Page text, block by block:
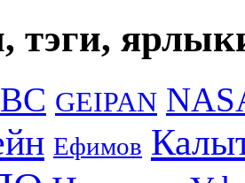
тэги,
GEIPAN
Ефимов